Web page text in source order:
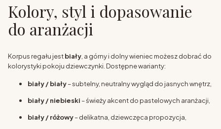
Kolory, styl i dopasowanie
do aranżacji
Korpus regału jestbiały , a górny i dolny wieniec możesz dobrać do
kolorystyki pokoju dziewczynki. Dostępne warianty:
biały / biały– subtelny, neutralny wygląd do jasnych wnętrz,
biały / niebieski – świeży akcent do pastelowych aranżacji,
biały / różowy– delikatna, dziewczęca propozycja,